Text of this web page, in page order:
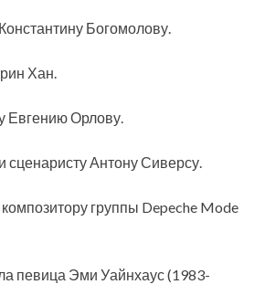
Богомолову.
Хан.
Евгению Орлову.
сценаристу Антону Сиверсу.
композитору группы Depeche Mode
певица Эми Уайнхаус (1983-